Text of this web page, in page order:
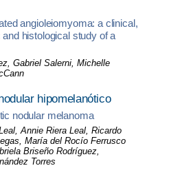
angioleiomyoma: a clinical,
histological study of a
Gabriel Salerni, Michelle
hipomelanótico
nodular melanoma
Annie Riera Leal, Ricardo
María del Rocío Ferrusco
Briseño Rodríguez,
Torres